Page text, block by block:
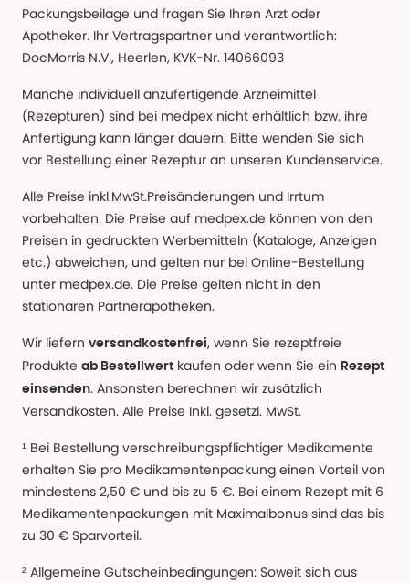
Packungsbeilage und fragen Sie Ihren Arzt oder
Apotheker. Ihr Vertragspartner und verantwortlich:
DocMorris N.V., Heerlen, KVK-Nr. 14066093
Manche individuell anzufertigende Arzneimittel
(Rezepturen) sind bei medpex nicht erhältlich bzw. ihre
Anfertigung kann länger dauern. Bitte wenden Sie sich
vor Bestellung einer Rezeptur an unseren Kundenservice.
Alle Preise inkl.MwSt.Preisänderungen und Irrtum
vorbehalten. Die Preise auf medpex.de können von den
Preisen in gedruckten Werbemitteln (Kataloge, Anzeigen
etc.) abweichen, und gelten nur bei Online-Bestellung
unter medpex.de. Die Preise gelten nicht in den
stationären Partnerapotheken.
Wir liefern versandkostenfrei, wenn Sie rezeptfreie
Produkte ab Bestellwert kaufen oder wenn Sie ein Rezept
einsenden. Ansonsten berechnen wir zusätzlich
Versandkosten. Alle Preise Inkl. gesetzl. MwSt.
¹ Bei Bestellung verschreibungspflichtiger Medikamente
erhalten Sie pro Medikamentenpackung einen Vorteil von
mindestens 2,50 € und bis zu 5 €. Bei einem Rezept mit 6
Medikamentenpackungen mit Maximalbonus sind das bis
zu 30 € Sparvorteil.
² Allgemeine Gutscheinbedingungen: Soweit sich aus